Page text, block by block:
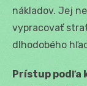
nákladov. Jej
vypracovať
dlhodobého
Prístup podľa